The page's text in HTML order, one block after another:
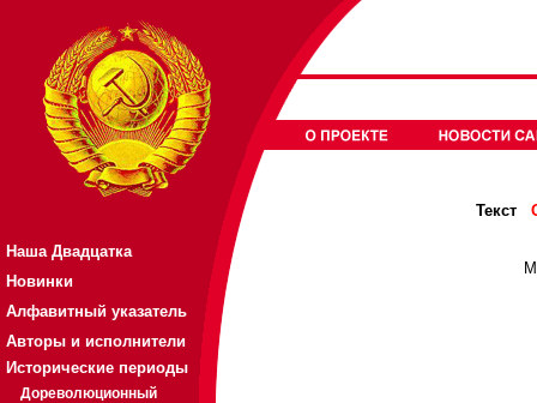
Наша Двадцатка
Новинки
Алфавитный указатель
Авторы и исполнители
Исторические периоды
Дореволюционный
Текст